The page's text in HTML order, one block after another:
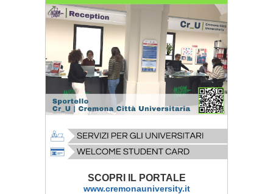
SCOPRI IL PORTALE
www.cremonauniversity.it